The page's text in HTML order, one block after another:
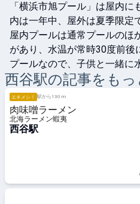
「横浜市旭プール」は屋内
内は一年中、屋外は夏季限定
屋内プールは通常プールのほ
があり、水温が常時30度前後
プールなので、子供と一緒に
西谷駅の記事をもっ
エキメシ！ 駅から130 m
肉味噌ラーメン
北海ラーメン蝦夷
西谷駅